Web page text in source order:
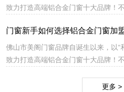
心竞争力。
致力打造高端铝合金门窗十大品牌！
主创新元素和特殊工艺，特别是产品
铝合金门窗在生产、安装和使用上公
心竞争力。
门窗新手如何选择铝合金门窗加
佛山市美阁门窗品牌自诞生以来，以“
致力打造高端铝合金门窗十大品牌！
主创新元素和特殊工艺，特别是产品
更多 >